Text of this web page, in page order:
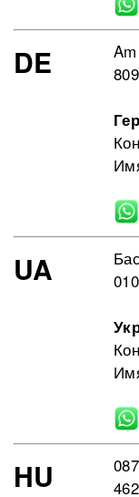
DE
UA
HU